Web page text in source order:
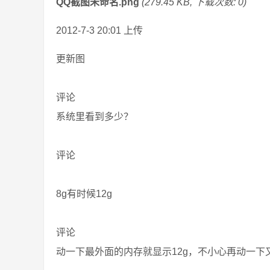
QQ截图未命名.png (279.45 KB, 下载次数: 0)
2012-7-3 20:01 上传
更新图
评论
系统里看到多少？
评论
8g有时候12g
评论
动一下最外面的内存就显示12g，不小心再动一下